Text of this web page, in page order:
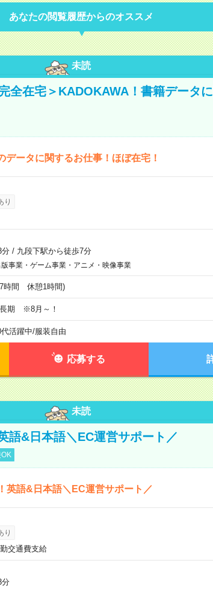
あなたの閲覧履歴からのオススメ
未読
全在宅＞KADOKAWA！書籍データ
ータに関するお仕事！ほぼ在宅！
り
分/ 九段下駅から徒歩7分
版事業・ゲーム事業・アニメ・映像事業
時間 休憩1時間)
長期 ※8月～！
活躍中/服装自由
応募する
未読
語&日本語＼EC運営サポート／
英語&日本語＼EC運営サポート／
り
交通費支給
分